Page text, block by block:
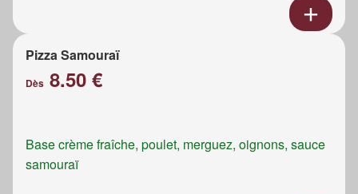
Pizza Samouraï
Dès 8.50 €
Base crème fraîche, poulet, merguez, oignons, sauce
samouraï